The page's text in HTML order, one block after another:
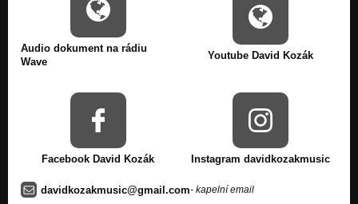
Audio dokument na rádiu
Wave
Youtube David Kozák
Facebook David Kozák Instagram davidkozakmusic
davidkozakmusic@gmail.com- kapelní email